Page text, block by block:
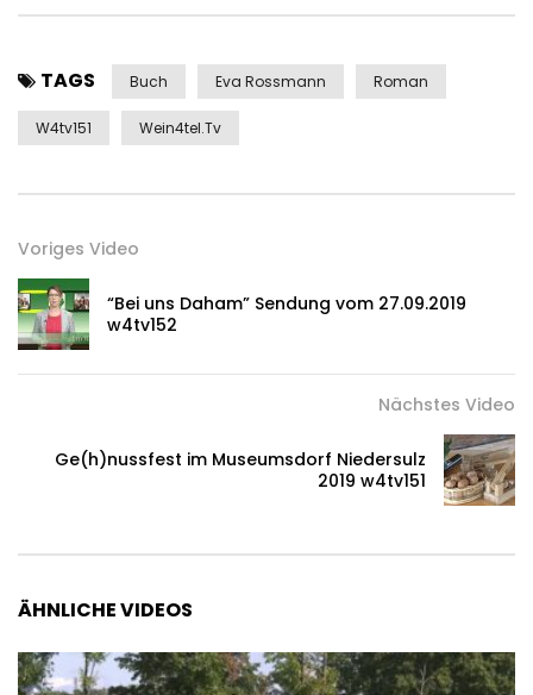
TAGS Buch Eva Rossmann Roman
W4tv151 Wein4tel.tv
Voriges Video
“Bei uns Daham” Sendung vom 27.09.2019
w4tv152
Nächstes Video
Ge(h)nussfest im Museumsdorf Niedersulz
2019 w4tv151
ÄHNLICHE VIDEOS